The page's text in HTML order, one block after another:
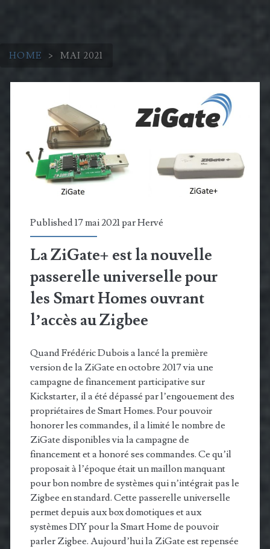
HOME > MAI 2021
Mois :
<span>mai
2021</span>
Published 17 mai 2021 parHervé
La ZiGate+ est la nouvelle
passerelle universelle pour
les Smart Homes ouvrant
l’accès au Zigbee
Quand Frédéric Dubois a lancé la première
version de la ZiGate en octobre 2017 via une
campagne de financement participative sur
Kickstarter, il a été dépassé par l’engouement des
propriétaires de Smart Homes. Pour pouvoir
honorer les commandes, il a limité le nombre de
ZiGate disponibles via la campagne de
financement et a honoré ses commandes. Ce qu’il
proposait à l’époque était un maillon manquant
pour bon nombre de systèmes qui n’intégrait pas le
Zigbee en standard. Cette passerelle universelle
permet depuis aux box domotiques et aux
systèmes DIY pour la Smart Home de pouvoir
parler Zigbee. Aujourd’hui la ZiGate est repensée